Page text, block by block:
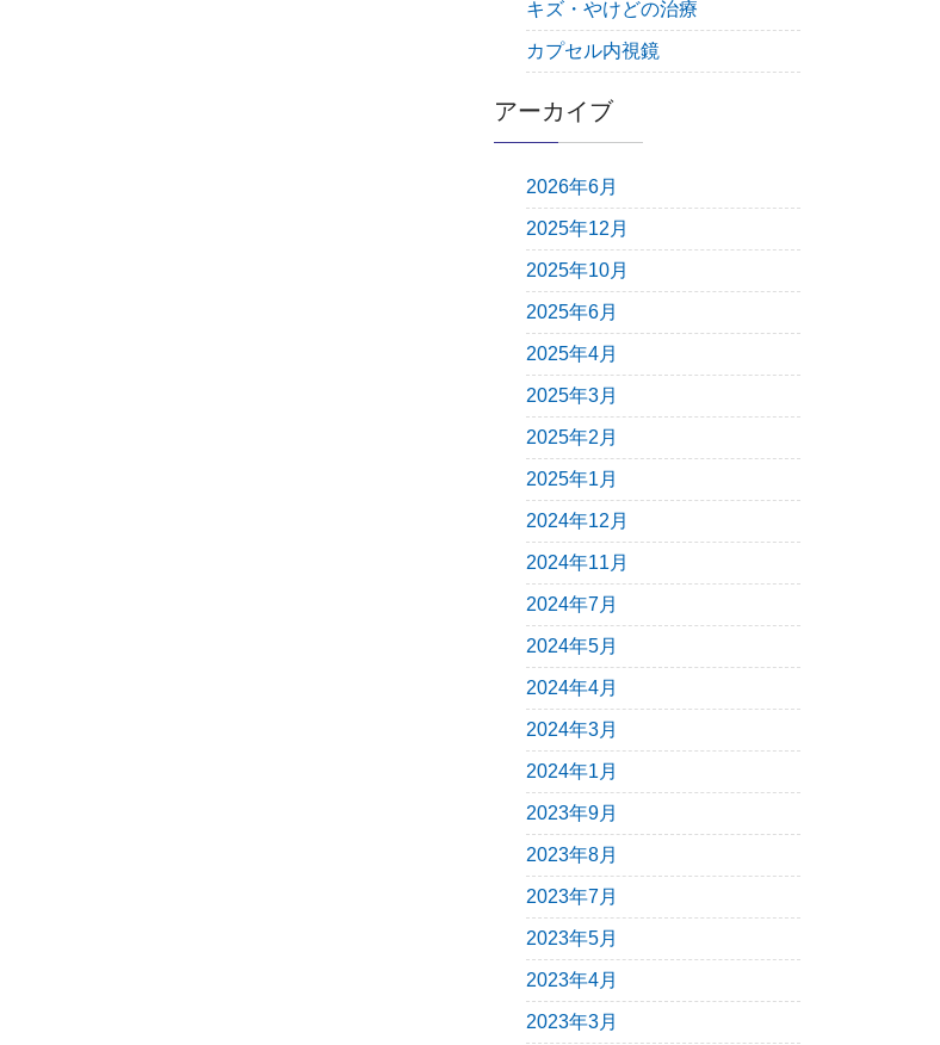
キズ・やけどの治療
カプセル内視鏡
アーカイブ
2026年6月
2025年12月
2025年10月
2025年6月
2025年4月
2025年3月
2025年2月
2025年1月
2024年12月
2024年11月
2024年7月
2024年5月
2024年4月
2024年3月
2024年1月
2023年9月
2023年8月
2023年7月
2023年5月
2023年4月
2023年3月